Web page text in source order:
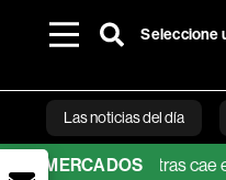
Seleccione
Las noticias del día
MERCADOS
la IA mientras cae el